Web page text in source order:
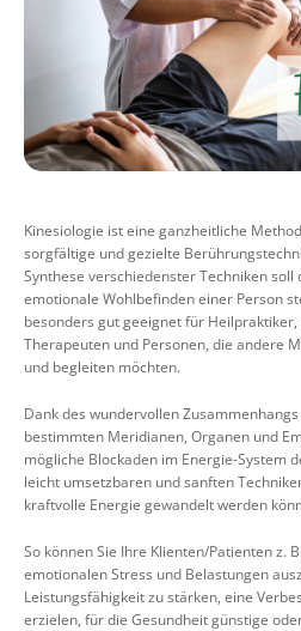
Kinesiologie ist eine ganzheitliche
sorgfältige und gezielte
Synthese verschiedenster Techniken
emotionale Wohlbefinden einer Person
besonders gut geeignet für
Therapeuten und Personen, die andere
und begleiten möchten.
Dank des wundervollen
bestimmten Meridianen, Organen und
mögliche Blockaden im Energie-System
leicht umsetzbaren und sanften
kraftvolle Energie gewandelt werden
So können Sie Ihre Klienten/Patienten z.
emotionalen Stress und Belastungen
Leistungsfähigkeit zu stärken, eine
erzielen, für die Gesundheit günstige